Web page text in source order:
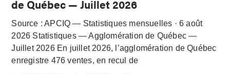
de Québec — Juillet 2026
Source : APCIQ — Statistiques mensuelles · 6 août
2026 Statistiques — Agglomération de Québec —
Juillet 2026 En juillet 2026, l’agglomération de Québec
enregistre 476 ventes, en recul de